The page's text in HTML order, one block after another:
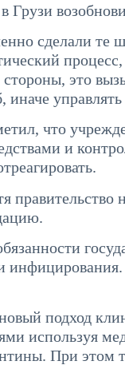
Грузи
сделали те
это
иначе
что
и
правительство
подход
используя
При этом